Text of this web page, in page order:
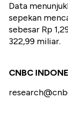
Data
sepekan
sebesar Rp
322,99 miliar.
CNBC